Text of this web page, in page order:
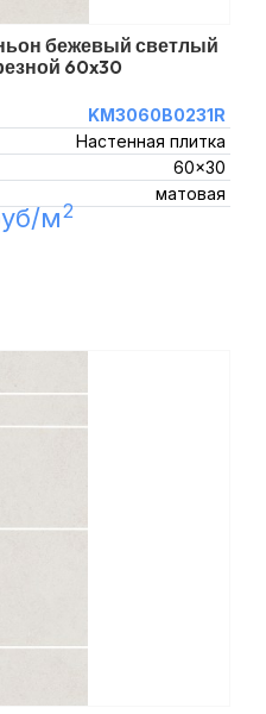
бежевый светлый
60x30
KM3060B0231R
Настенная плитка
60x30
матовая
м2